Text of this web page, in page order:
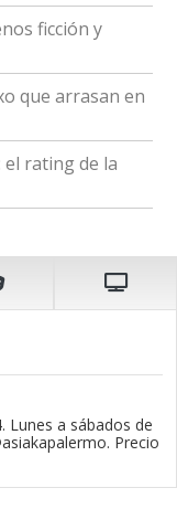
ficción y
que arrasan en
el rating de la
Lunes a sábados de
Precio